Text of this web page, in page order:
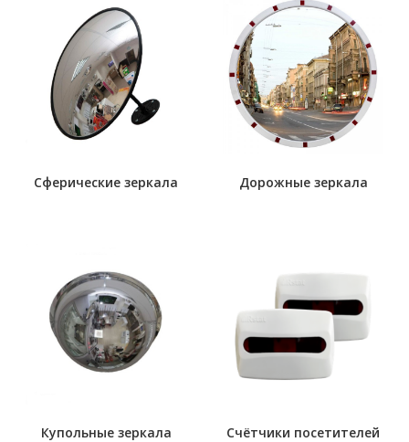
Сферические зеркала Дорожные зеркала
Купольные зеркала Счётчики посетителей